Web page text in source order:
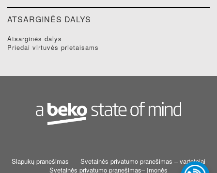
ATSARGINĖS DALYS
atsarginės dalys
priedai virtuvės prietaisams
Slapukų pranešimas
Svetainės privatumo pranešimas – vartotojai
Svetainės privatumo pranešimas– įmonės